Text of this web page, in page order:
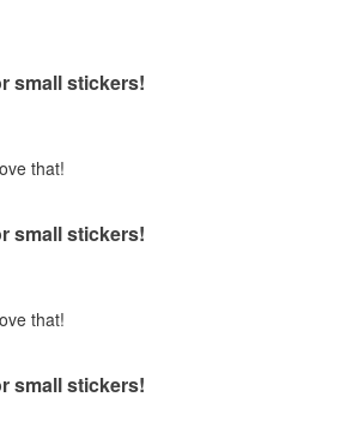
small stickers!
that!
small stickers!
that!
small stickers!